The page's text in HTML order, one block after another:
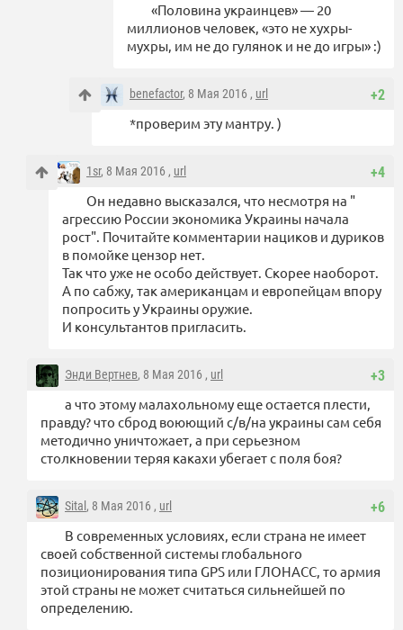
«Половина украинцев» — 20
миллионов человек, «это не хухры-
мухры, им не до гулянок и не до игры» :)
+2
benefactor, 8 Мая 2016 , url
*проверим эту мантру. )
+4
1sr, 8 Мая 2016 , url
Он недавно высказался, что несмотря на "
агрессию России экономика Украины начала
рост". Почитайте комментарии нациков и дуриков
в помойке цензор нет.
Так что уже не особо действует. Скорее наоборот.
А по сабжу, так американцам и европейцам впору
попросить у Украины оружие.
И консультантов пригласить.
+3
Энди Вертнев, 8 Мая 2016 , url
а что этому малахольному еще остается плести,
правду? что сброд воюющий с/в/на украины сам себя
методично уничтожает, а при серьезном
столкновении теряя какахи убегает с поля боя?
+6
Sital , 8 Мая 2016 , url
В современных условиях, если страна не имеет
своей собственной системы глобального
позиционирования типа GPS или ГЛОНАСС, то армия
этой страны не может считаться сильнейшей по
определению.